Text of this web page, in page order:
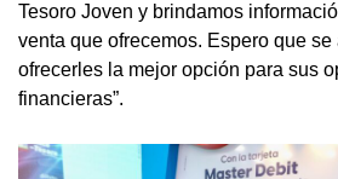
Tesoro Joven y brindamos
venta que ofrecemos. Espero que se
ofrecerles la mejor opción para sus
financieras”.